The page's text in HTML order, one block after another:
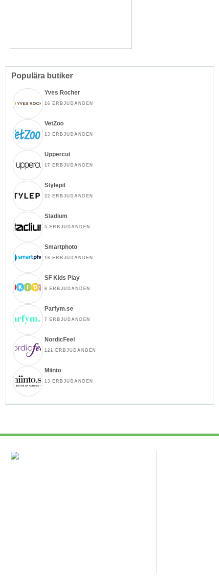
Populära butiker
Yves Rocher
16 ERBJUDANDEN
VetZoo
13 ERBJUDANDEN
Uppercut
17 ERBJUDANDEN
Stylepit
22 ERBJUDANDEN
Stadium
5 ERBJUDANDEN
Smartphoto
16 ERBJUDANDEN
SF Kids Play
6 ERBJUDANDEN
Parfym.se
7 ERBJUDANDEN
NordicFeel
121 ERBJUDANDEN
Miinto
13 ERBJUDANDEN